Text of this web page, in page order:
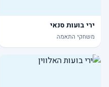
ירי בועות סנאי
משחקי התאמה